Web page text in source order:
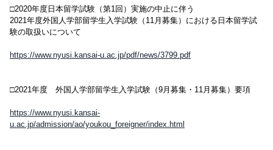
□2020年度日本留学試験（第1回）実施の中止に伴う
2021年度外国人学部留学生入学試験（11月募集）における日本留学試
験の取扱いについて
https://www.nyusi.kansai-u.ac.jp/pdf/news/3799.pdf
□2021年度 外国人学部留学生入学試験（9月募集・11月募集）要項
https://www.nyusi.kansai-
u.ac.jp/admission/ao/youkou_foreigner/index.html